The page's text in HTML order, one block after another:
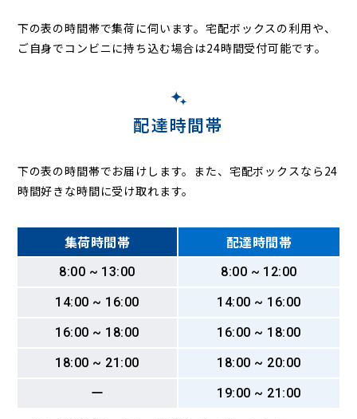
下の表の時間帯で集荷に伺います。宅配ボックスの利用や、
ご自身でコンビニに持ち込む場合は24時間受付可能です。
配達時間帯
下の表の時間帯でお届けします。また、宅配ボックスなら24
時間好きな時間に受け取れます。
集荷時間帯 配達時間帯
8:00 ~ 13:00
8:00 ~ 12:00
14:00 ~ 16:00
14:00 ~ 16:00
16:00 ~ 18:00
16:00 ~ 18:00
18:00 ~ 21:00
18:00 ~ 20:00
ー
19:00 ~ 21:00